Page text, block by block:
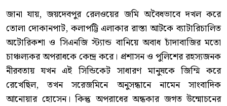
জানা যায়, জয়দেবপুর রেলওয়ের জমি অবৈধভাবে দখল করে
তোলা দোকানপাট, কলাপট্টি এলাকার রাস্তা আটকে ব্যাটারিচালিত
অটোরিকশা ও সিএনজি স্ট্যান্ড বানিয়ে অবাধ চাঁদাবাজির মতো
চাঞ্চল্যকর অপরাধকে কেন্দ্র করে। প্রশাসন ও পুলিশের রহস্যজনক
নীরবতায় যখন এই সিন্ডিকেট সাধারণ মানুষকে জিম্মি করে
রেখেছিল, তখন সরেজমিনে অনুসন্ধানে নামেন সাংবাদিক
আনোয়ার হোসেন। কিন্তু অপরাধের অন্ধকার জগত উন্মোচনের